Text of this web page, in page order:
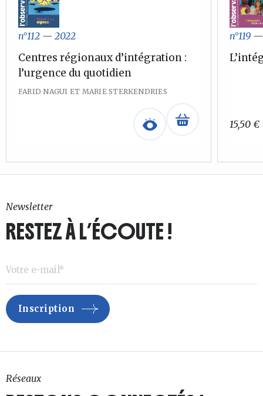
n°112 — 2022
Centres régionaux d’intégration :
l’urgence du quotidien
FARID NAGUI ET MARIE STERKENDRIES
n°119
15,50 €
Newsletter
RESTEZ À L’ÉCOUTE !
Réseaux